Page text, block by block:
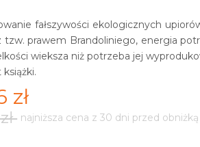
fałszywości ekologicznych
tzw. prawem Brandoliniego, energia
wieksza niż potrzeba jej
zł
najniższa cena z 30 dni przed obniżką